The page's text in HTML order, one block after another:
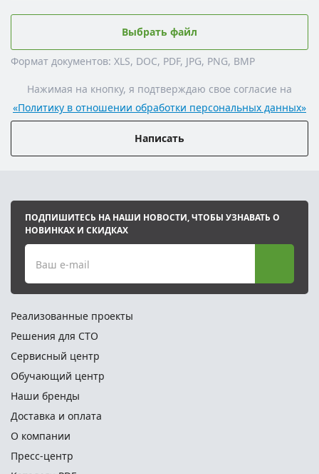
Выбрать файл
Формат документов: XLS, DOC, PDF, JPG, PNG, BMP
Нажимая на кнопку, я подтверждаю свое согласие на
«Политику в отношении обработки персональных данных»
Написать
ПОДПИШИТЕСЬ НА НАШИ НОВОСТИ, ЧТОБЫ УЗНАВАТЬ О
НОВИНКАХ И СКИДКАХ
Ваш e-mail
Реализованные проекты
Решения для СТО
Сервисный центр
Обучающий центр
Наши бренды
Доставка и оплата
О компании
Пресс-центр